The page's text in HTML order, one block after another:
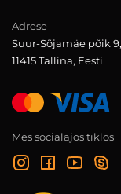
Adrese
Suur-Sõjamäe põik 9,
11415 Tallina, Eesti
Mēs sociālajos tīklos